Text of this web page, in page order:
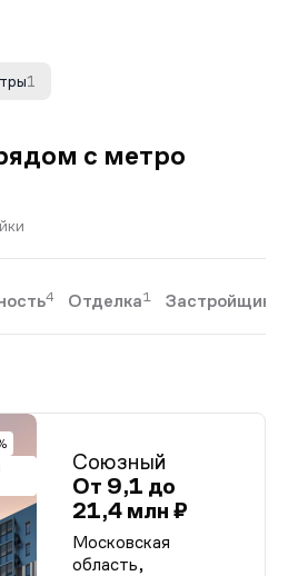
1
с метро
4 Отделка1 Застройщики
Союзный
От 9,1 до
21,4 млн ₽
Московская
область,